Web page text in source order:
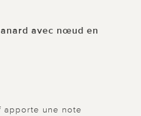
avec nœud en
apporte une note